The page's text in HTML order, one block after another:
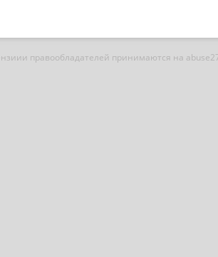
правообладателей принимаются на